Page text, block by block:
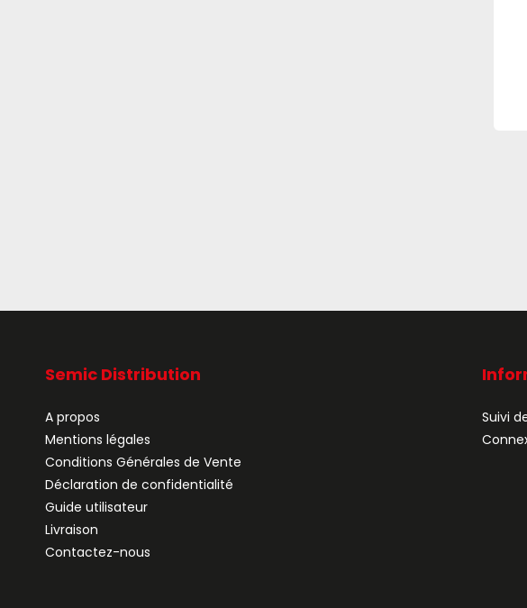
Semic Distribution
A propos
Mentions légales
Conditions Générales de Vente
Déclaration de confidentialité
Guide utilisateur
Livraison
Contactez-nous
Suivi